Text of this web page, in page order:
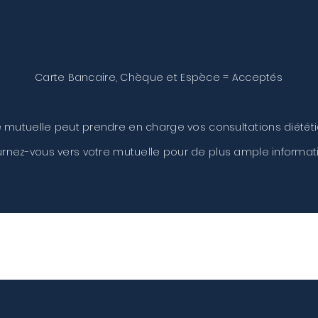
Carte Bancaire, Chèque et Espèce = Acceptés
mutuelle peut prendre en charge vos consultations
vous vers votre mutuelle pour de plus ample